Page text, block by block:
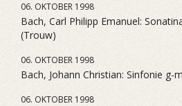
06. OKTOBER 1998
Bach, Carl Philipp Emanuel:
(Trouw)
06. OKTOBER 1998
Bach, Johann Christian: Sinfonie g-
06. OKTOBER 1998